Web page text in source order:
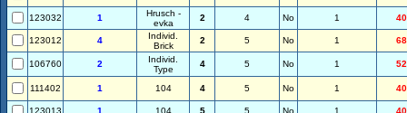
123032 1
Hrusch -
evka
2 4 No 1
123012 4
Individ.
Brick
2 5 No 1
106760 2
Individ.
Type
4 5 No 1
111402 1 104 4 5 No 1
123013 1 104 5 5 No 1